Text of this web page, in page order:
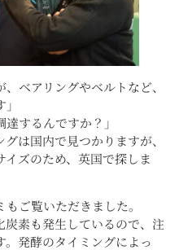
ベアリングやベルトなど、
するんですか？」
は国内で見つかりますが、
ズのため、英国で探しま
ご覧いただきました。
素も発生しているので、注
発酵のタイミングによっ